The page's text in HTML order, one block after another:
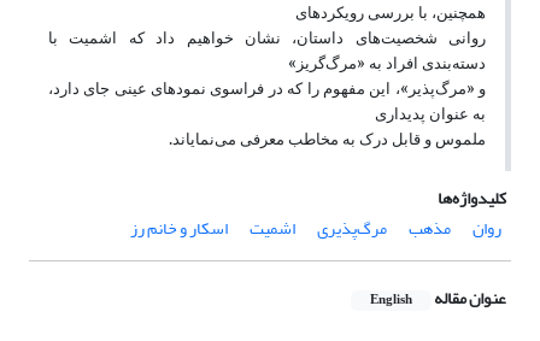
همچنین، با بررسی رویکردهای
روانی شخصیت‌های داستان، نشان خواهیم داد که اشمیت با
دسته‌بندی افراد به «مرگ‌گریز»
و «مرگ‌پذیر»، این مفهوم را که در فراسوی نمودهای عینی جای دارد،
به عنوان پدیداری
ملموس و قابل درک به مخاطب معرفی می‌نمایاند.
کلیدواژه‌ها
روان
مذهب مرگ‌پذیری اشمیت اسکار و خانم رز
عنوان مقاله English